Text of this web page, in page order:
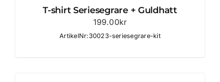
T-shirt Seriesegrare + Guldhatt
199.00kr
ArtikelNr:30023-seriesegrare-kit